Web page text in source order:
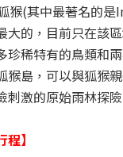
猴(其中最著名的
大的，目前只在該
珍稀特有的鳥類和
猴島，可以與狐猴
刺激的原始雨林探
】